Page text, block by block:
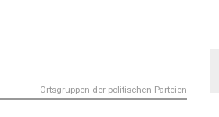
Ortsgruppen der politischen Parteien